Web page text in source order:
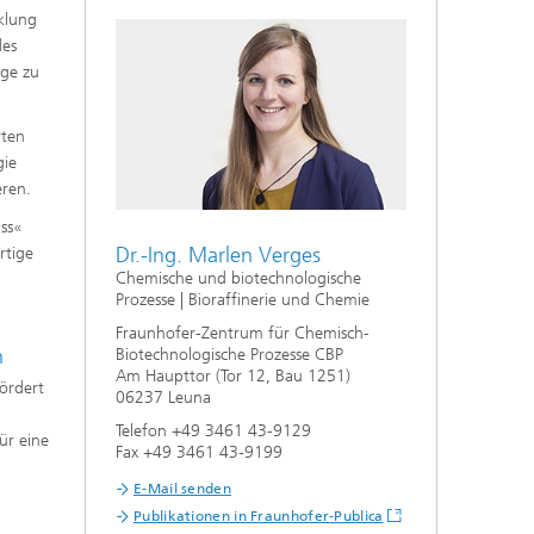
zu
eine
Dr.-Ing. Marlen Verges
Chemische und biotechnologische
Prozesse | Bioraffinerie und Chemie
Fraunhofer-Zentrum für Chemisch-
Biotechnologische Prozesse CBP
Am Haupttor (Tor 12, Bau 1251)
06237 Leuna
Telefon +49 3461 43-9129
Fax +49 3461 43-9199
E-Mail senden
Publikationen in Fraunhofer-Publica